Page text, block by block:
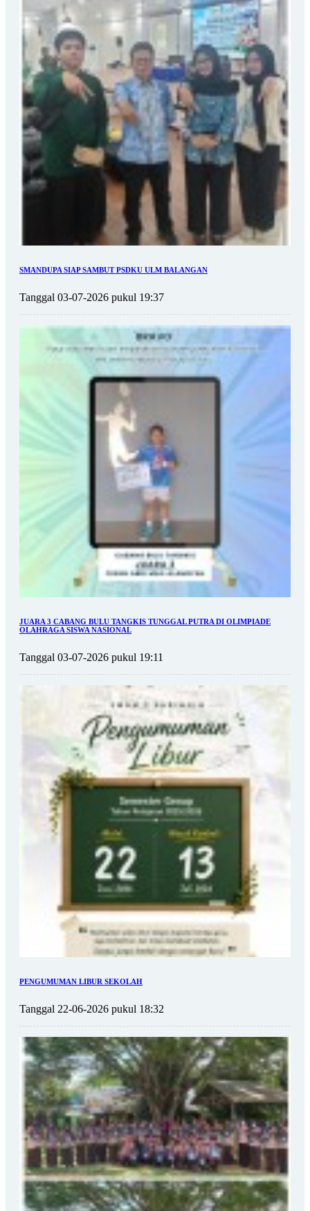
SMANDUPA SIAP SAMBUT PSDKU ULM BALANGAN
Tanggal 03-07-2026 pukul 19:37
JUARA 3 CABANG BULU TANGKIS TUNGGAL PUTRA DI OLIMPIADE
OLAHRAGA SISWA NASIONAL
Tanggal 03-07-2026 pukul 19:11
PENGUMUMAN LIBUR SEKOLAH
Tanggal 22-06-2026 pukul 18:32